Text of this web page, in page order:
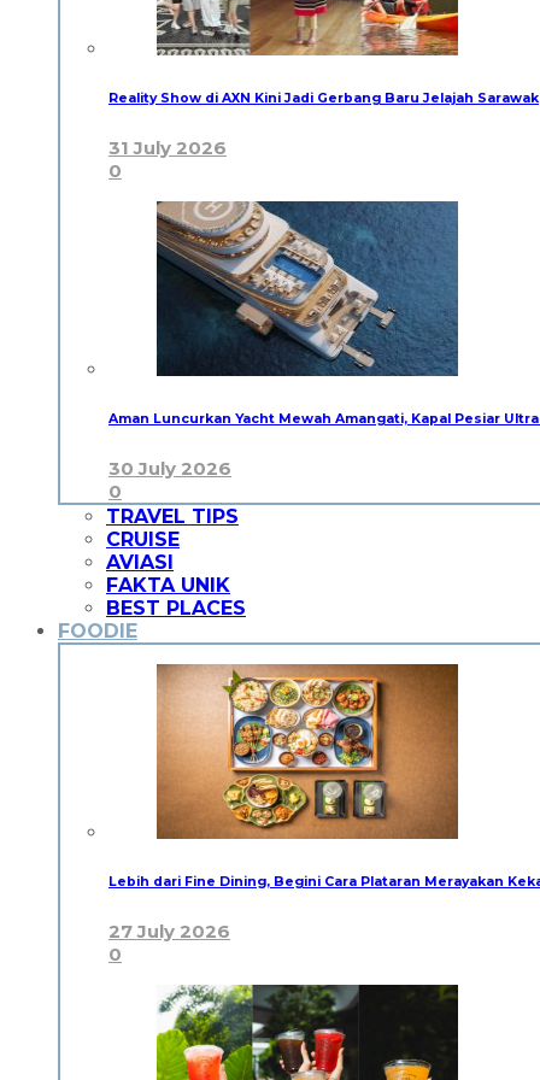
Reality Show di AXN Kini Jadi Gerbang Baru Jelajah Sarawak
31 July 2026
0
Aman Luncurkan Yacht Mewah Amangati, Kapal Pesiar
30 July 2026
0
TRAVEL TIPS
CRUISE
AVIASI
FAKTA UNIK
BEST PLACES
FOODIE
Lebih dari Fine Dining, Begini Cara Plataran Merayakan
27 July 2026
0